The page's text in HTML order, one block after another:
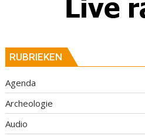
RUBRIEKEN
Agenda
Archeologie
Audio